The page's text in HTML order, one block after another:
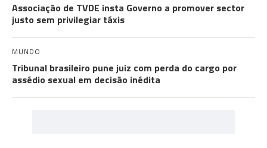
Associação de TVDE insta Governo a promover sector
justo sem privilegiar táxis
MUNDO
Tribunal brasileiro pune juiz com perda do cargo por
assédio sexual em decisão inédita